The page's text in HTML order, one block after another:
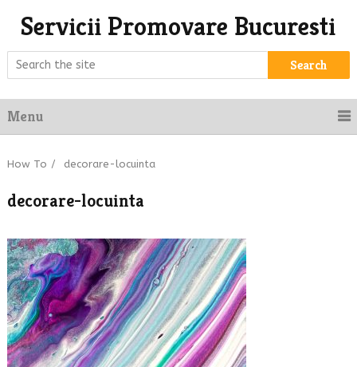
Servicii Promovare Bucuresti
Search
Menu
How To / decorare-locuinta
decorare-locuinta